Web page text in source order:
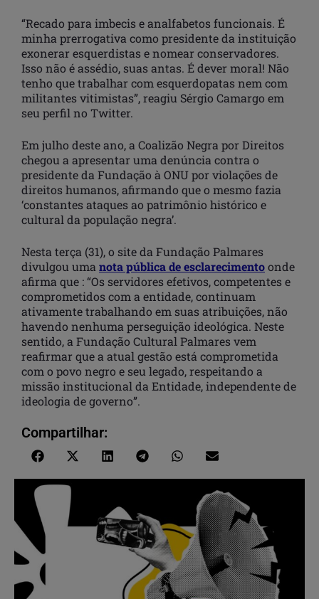
“Recado para imbecis e analfabetos funcionais. É
minha prerrogativa como presidente da instituição
exonerar esquerdistas e nomear conservadores.
Isso não é assédio, suas antas. É dever moral! Não
tenho que trabalhar com esquerdopatas nem com
militantes vitimistas”, reagiu Sérgio Camargo em
seu perfil no Twitter.
Em julho deste ano, a Coalizão Negra por Direitos
chegou a apresentar uma denúncia contra o
presidente da Fundação à ONU por violações de
direitos humanos, afirmando que o mesmo fazia
‘constantes ataques ao patrimônio histórico e
cultural da população negra’.
Nesta terça (31), o site da Fundação Palmares
divulgou umanota pública de esclarecimentoonde
afirma que : “Os servidores efetivos, competentes e
comprometidos com a entidade, continuam
ativamente trabalhando em suas atribuições, não
havendo nenhuma perseguição ideológica. Neste
sentido, a Fundação Cultural Palmares vem
reafirmar que a atual gestão está comprometida
com o povo negro e seu legado, respeitando a
missão institucional da Entidade, independente de
ideologia de governo”.
Compartilhar: